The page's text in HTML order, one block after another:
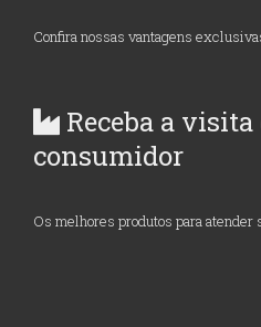
Confira nossas vantagens
Receba a
consumidor
Os melhores produtos para atender